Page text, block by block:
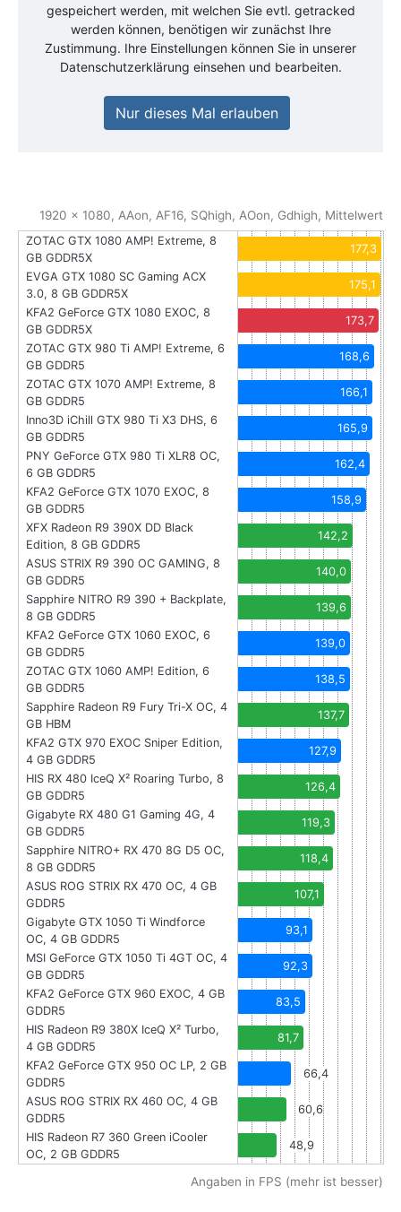
gespeichert werden, mit welchen Sie evtl. getracked
werden können, benötigen wir zunächst Ihre
Zustimmung. Ihre Einstellungen können Sie in unserer
Datenschutzerklärung einsehen und bearbeiten.
Nur dieses Mal erlauben
1920 x 1080, AAon, AF16, SQhigh, AOon, Gdhigh, Mittelwert
ZOTAC GTX 1080 AMP! Extreme, 8
GB GDDR5X
177,3
EVGA GTX 1080 SC Gaming ACX
3.0, 8 GB GDDR5X
175,1
KFA2 GeForce GTX 1080 EXOC, 8
GB GDDR5X
173,7
ZOTAC GTX 980 Ti AMP! Extreme, 6
GB GDDR5
168,6
ZOTAC GTX 1070 AMP! Extreme, 8
GB GDDR5
166,1
Inno3D iChill GTX 980 Ti X3 DHS, 6
GB GDDR5
165,9
PNY GeForce GTX 980 Ti XLR8 OC,
6 GB GDDR5
162,4
KFA2 GeForce GTX 1070 EXOC, 8
GB GDDR5
158,9
XFX Radeon R9 390X DD Black
Edition, 8 GB GDDR5
142,2
ASUS STRIX R9 390 OC GAMING, 8
GB GDDR5
140,0
Sapphire NITRO R9 390 + Backplate,
8 GB GDDR5
139,6
KFA2 GeForce GTX 1060 EXOC, 6
GB GDDR5
139,0
ZOTAC GTX 1060 AMP! Edition, 6
GB GDDR5
138,5
Sapphire Radeon R9 Fury Tri-X OC, 4
GB HBM
137,7
KFA2 GTX 970 EXOC Sniper Edition,
4 GB GDDR5
127,9
HIS RX 480 IceQ X² Roaring Turbo, 8
GB GDDR5
126,4
Gigabyte RX 480 G1 Gaming 4G, 4
GB GDDR5
119,3
Sapphire NITRO+ RX 470 8G D5 OC,
8 GB GDDR5
118,4
ASUS ROG STRIX RX 470 OC, 4 GB
GDDR5
107,1
Gigabyte GTX 1050 Ti Windforce
OC, 4 GB GDDR5
93,1
MSI GeForce GTX 1050 Ti 4GT OC, 4
GB GDDR5
92,3
KFA2 GeForce GTX 960 EXOC, 4 GB
GDDR5
83,5
HIS Radeon R9 380X IceQ X² Turbo,
4 GB GDDR5
81,7
KFA2 GeForce GTX 950 OC LP, 2 GB
GDDR5
66,4
ASUS ROG STRIX RX 460 OC, 4 GB
GDDR5
60,6
HIS Radeon R7 360 Green iCooler
OC, 2 GB GDDR5
48,9
Angaben in FPS (mehr ist besser)